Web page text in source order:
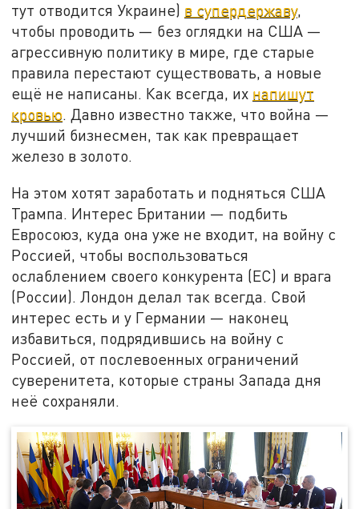
тут отводится Украине) в супердержаву,
чтобы проводить — без оглядки на США —
агрессивную политику в мире, где старые
правила перестают существовать, а новые
ещё не написаны. Как всегда, их напишут
кровью. Давно известно также, что война —
лучший бизнесмен, так как превращает
железо в золото.
На этом хотят заработать и подняться США
Трампа. Интерес Британии — подбить
Евросоюз, куда она уже не входит, на войну с
Россией, чтобы воспользоваться
ослаблением своего конкурента (ЕС) и врага
(России). Лондон делал так всегда. Свой
интерес есть и у Германии — наконец
избавиться, подрядившись на войну с
Россией, от послевоенных ограничений
суверенитета, которые страны Запада дня
неё сохраняли.